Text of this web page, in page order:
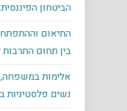
הביטחון
התיאום
בין תחום התרבות
אלימות במשפחה,
נשים פלסטיניות